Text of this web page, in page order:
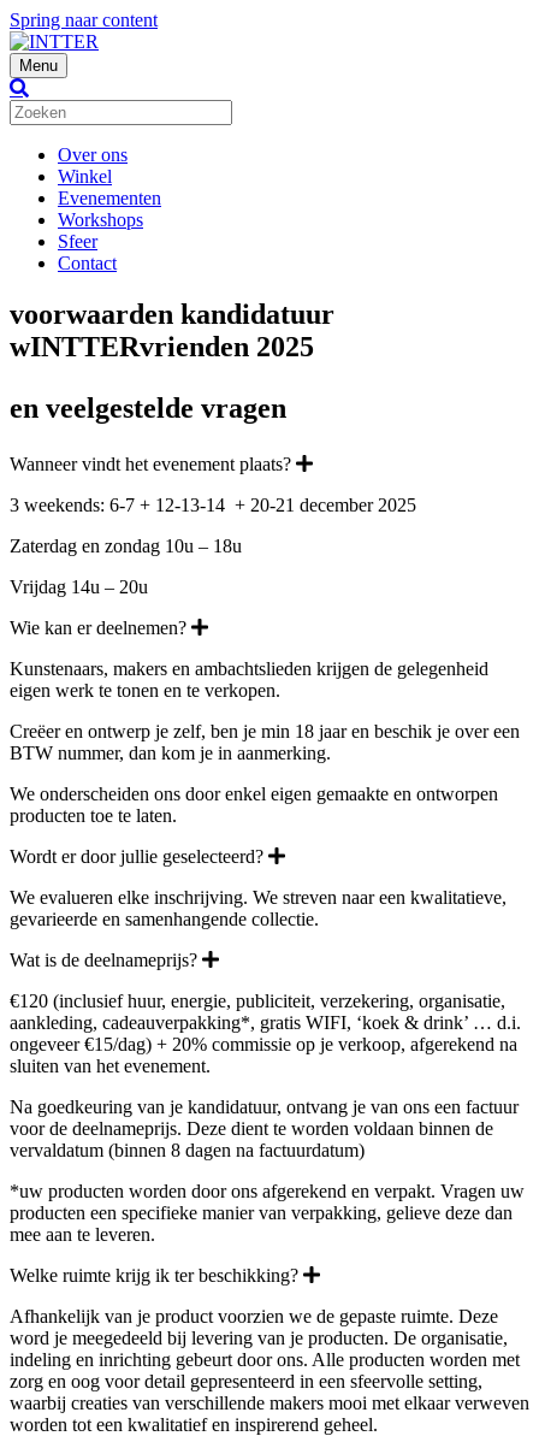
Spring naar content
Menu
Over ons
Winkel
Evenementen
Workshops
Sfeer
Contact
voorwaarden kandidatuur
wINTTERvrienden 2025
en veelgestelde vragen
Wanneer vindt het evenement plaats?
3 weekends: 6-7 + 12-13-14 + 20-21 december 2025
Zaterdag en zondag 10u – 18u
Vrijdag 14u – 20u
Wie kan er deelnemen?
Kunstenaars, makers en ambachtslieden krijgen de gelegenheid
eigen werk te tonen en te verkopen.
Creëer en ontwerp je zelf, ben je min 18 jaar en beschik je over een
BTW nummer, dan kom je in aanmerking.
We onderscheiden ons door enkel eigen gemaakte en ontworpen
producten toe te laten.
Wordt er door jullie geselecteerd?
We evalueren elke inschrijving. We streven naar een kwalitatieve,
gevarieerde en samenhangende collectie.
Wat is de deelnameprijs?
€120 (inclusief huur, energie, publiciteit, verzekering, organisatie,
aankleding, cadeauverpakking*, gratis WIFI, ‘koek & drink’ … d.i.
ongeveer €15/dag) + 20% commissie op je verkoop, afgerekend na
sluiten van het evenement.
Na goedkeuring van je kandidatuur, ontvang je van ons een factuur
voor de deelnameprijs. Deze dient te worden voldaan binnen de
vervaldatum (binnen 8 dagen na factuurdatum)
*uw producten worden door ons afgerekend en verpakt. Vragen uw
producten een specifieke manier van verpakking, gelieve deze dan
mee aan te leveren.
Welke ruimte krijg ik ter beschikking?
Afhankelijk van je product voorzien we de gepaste ruimte. Deze
word je meegedeeld bij levering van je producten. De organisatie,
indeling en inrichting gebeurt door ons. Alle producten worden met
zorg en oog voor detail gepresenteerd in een sfeervolle setting,
waarbij creaties van verschillende makers mooi met elkaar verweven
worden tot een kwalitatief en inspirerend geheel.